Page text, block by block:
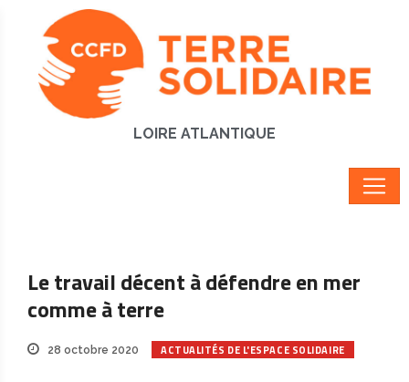
LOIRE ATLANTIQUE
Le travail décent à défendre en mer
comme à terre
28 octobre 2020 ACTUALITÉS DE L'ESPACE SOLIDAIRE